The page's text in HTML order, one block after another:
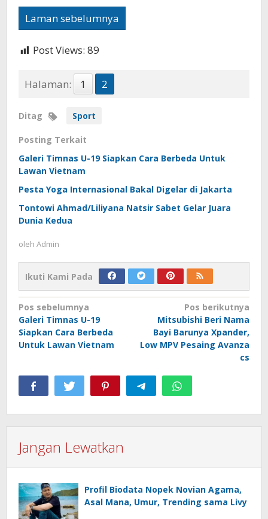
Laman sebelumnya
Post Views: 89
Halaman: 1 2
Ditag Sport
Posting Terkait
Galeri Timnas U-19 Siapkan Cara Berbeda Untuk
Lawan Vietnam
Pesta Yoga Internasional Bakal Digelar di Jakarta
Tontowi Ahmad/Liliyana Natsir Sabet Gelar Juara
Dunia Kedua
oleh Admin
Ikuti Kami Pada
Navigasi
pos
Pos sebelumnya
Galeri Timnas U-19
Siapkan Cara Berbeda
Untuk Lawan Vietnam
Pos berikutnya
Mitsubishi Beri Nama
Bayi Barunya Xpander,
Low MPV Pesaing Avanza
cs
Jangan Lewatkan
Profil Biodata Nopek Novian Agama,
Asal Mana, Umur, Trending sama Livy